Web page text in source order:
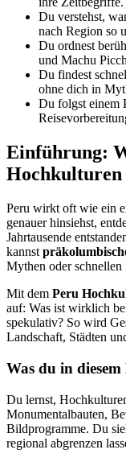
Du verstehst,
nach Region so
Du ordnest
und Machu
Du findest
ohne dich in
Du folgst einem
Einführung:
Hochkulturen
Peru wirkt oft wie ein
genauer hinsiehst,
Jahrtausende
kannst
Mythen oder
Mit dem Peru
auf: Was ist wirklich
spekulativ? So wird
Landschaft, Städten
Was du in
Du lernst,
Monumentalbauten,
Bildprogramme. Du
regional abgrenzen